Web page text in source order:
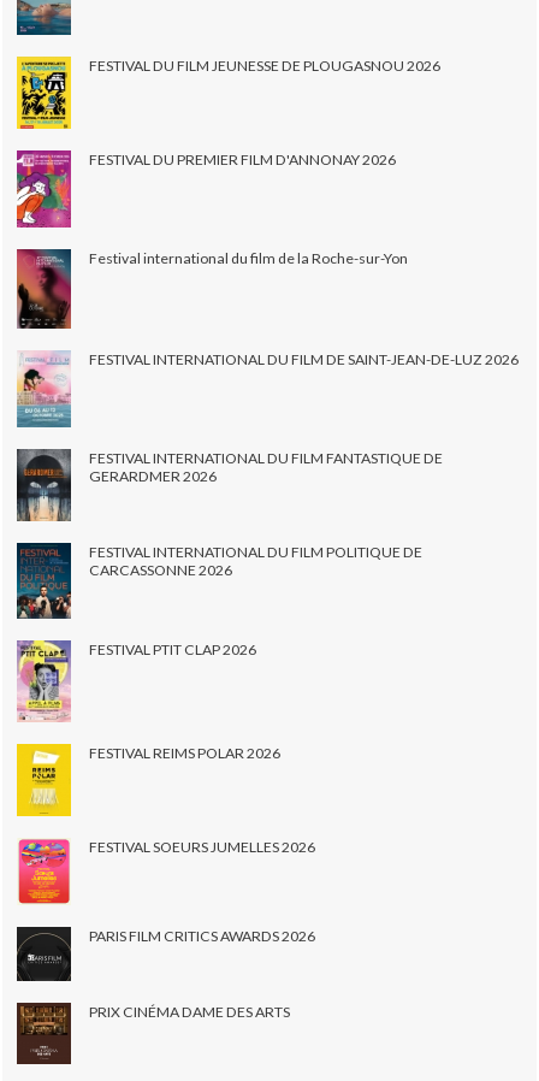
FESTIVAL DU FILM JEUNESSE DE PLOUGASNOU 2026
FESTIVAL DU PREMIER FILM D'ANNONAY 2026
Festival international du film de la Roche-sur-Yon
FESTIVAL INTERNATIONAL DU FILM DE SAINT-JEAN-DE-LUZ 2026
FESTIVAL INTERNATIONAL DU FILM FANTASTIQUE DE
GERARDMER 2026
FESTIVAL INTERNATIONAL DU FILM POLITIQUE DE
CARCASSONNE 2026
FESTIVAL PTIT CLAP 2026
FESTIVAL REIMS POLAR 2026
FESTIVAL SOEURS JUMELLES 2026
PARIS FILM CRITICS AWARDS 2026
PRIX CINÉMA DAME DES ARTS